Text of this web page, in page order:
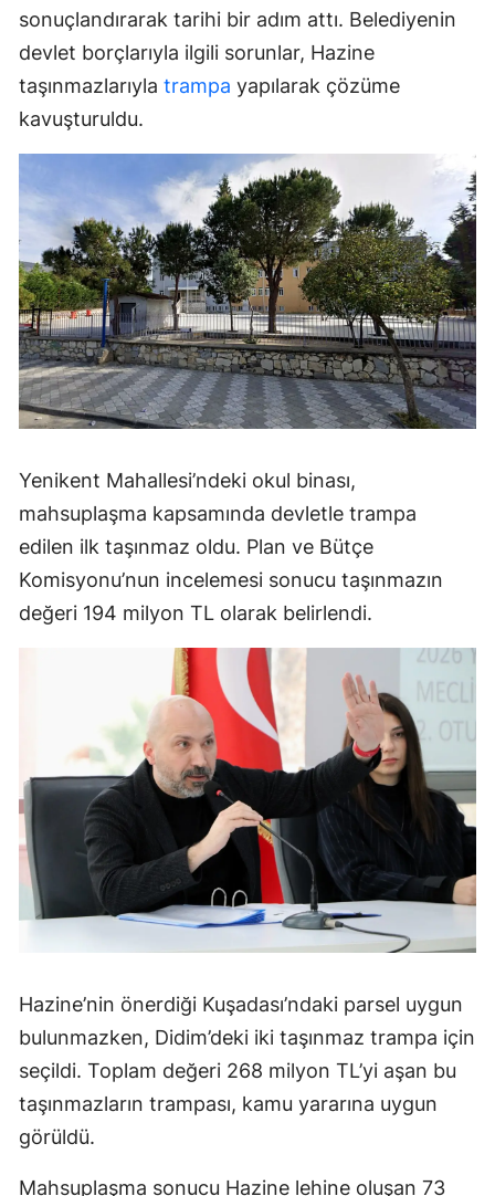
sonuçlandırarak tarihi bir adım attı. Belediyenin
devlet borçlarıyla ilgili sorunlar, Hazine
taşınmazlarıyla trampa yapılarak çözüme
kavuşturuldu.
Yenikent Mahallesi’ndeki okul binası,
mahsuplaşma kapsamında devletle trampa
edilen ilk taşınmaz oldu. Plan ve Bütçe
Komisyonu’nun incelemesi sonucu taşınmazın
değeri 194 milyon TL olarak belirlendi.
Hazine’nin önerdiği Kuşadası’ndaki parsel uygun
bulunmazken, Didim’deki iki taşınmaz trampa için
seçildi. Toplam değeri 268 milyon TL’yi aşan bu
taşınmazların trampası, kamu yararına uygun
görüldü.
Mahsuplaşma sonucu Hazine lehine oluşan 73